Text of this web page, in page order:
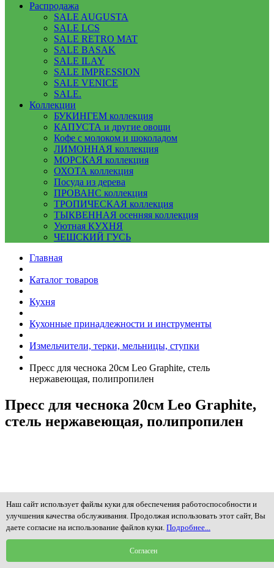
Распродажа
SALE AUGUSTA
SALE LCS
SALE RETRO MAT
SALE BASAK
SALE ILAY
SALE IMPRESSION
SALE VENICE
SALE.
Коллекции
БУКИНГЕМ коллекция
КАПУСТА и другие овощи
Кофе с молоком и шоколадом
ЛИМОННАЯ коллекция
МОРСКАЯ коллекция
ОХОТА коллекция
Посуда из дерева
ПРОВАНС коллекция
ТРОПИЧЕСКАЯ коллекция
ТЫКВЕННАЯ осенняя коллекция
Уютная КУХНЯ
ЧЕШСКИЙ ГУСЬ
Главная
Каталог товаров
Кухня
Кухонные принадлежности и инструменты
Измельчители, терки, мельницы, ступки
Пресс для чеснока 20см Leo Graphite, стель
нержавеющая, полипропилен
Пресс для чеснока 20см Leo Graphite,
стель нержавеющая, полипропилен
Наш сайт использует файлы куки для обеспечения работоспособности и
улучшения качества обслуживания. Продолжая использовать этот сайт, Вы
даете согласие на использование файлов куки. Подробнее...
Согласен